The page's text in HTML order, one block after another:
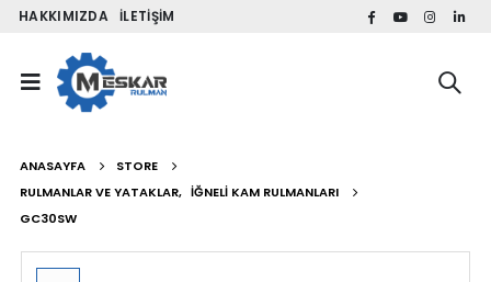
HAKKIMIZDA İLETIŞIM
ANASAYFA
STORE
RULMANLAR VE YATAKLAR, İĞNELI KAM RULMANLARI
GC30SW